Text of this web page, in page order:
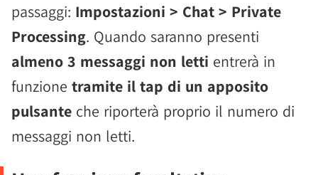
passaggi: Impostazioni > Chat > Private
Processing. Quando saranno presenti
almeno 3 messaggi non letti entrerà in
funzione tramite il tap di un apposito
pulsante che riporterà proprio il numero di
messaggi non letti.